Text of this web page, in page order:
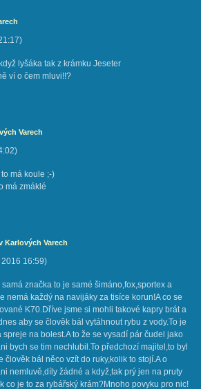
)
lyšáka tak z krámku Jeseter
ví o čem mluvi!!?
Varech
)
má koule ;-)
má zmáklé
Karlových Varech
2016 16:59)
samá značka to je samé šimáno,fox,sportex a
nemá každý na navijáky za tisíce korun!A co se
K70.Dříve jsme si mohli takové kapry brát a
aby se člověk bál vytáhnout rybu z vody.To je
spreje na bolest.A to že se vysadí pár čudel jako
bych se tim nechlubil.To předchozí majitel,to byl
člověk bál něco vzít do ruky,kolik to stojí.A o
nemluvě,díly žádné a když,tak prý jen na pruty
co je to za rybářský krám?Mnoho povyku pro nic!